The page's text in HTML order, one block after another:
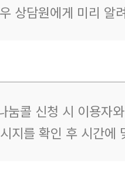
상담원에게 미리 알
눔콜 신청 시 이용자
지를 확인 후 시간